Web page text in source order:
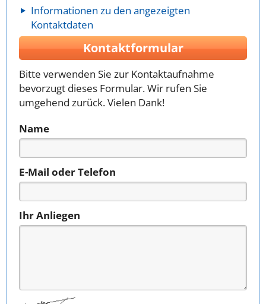
Informationen zu den angezeigten
Kontaktdaten
Kontaktformular
Bitte verwenden Sie zur Kontaktaufnahme
bevorzugt dieses Formular. Wir rufen Sie
umgehend zurück. Vielen Dank!
Name
E-Mail oder Telefon
Ihr Anliegen